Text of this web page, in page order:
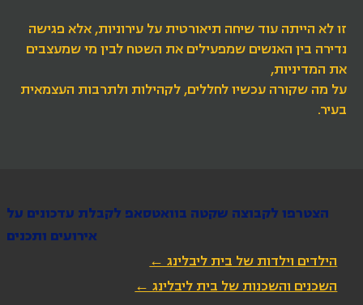
זו לא הייתה עוד שיחה תיאורטית על עירוניות, אלא פגישה
נדירה בין האנשים שמפעילים את השטח לבין מי שמעצבים
את המדיניות,
על מה שקורה עכשיו לחללים, לקהילות ולתרבות העצמאית
בעיר.
הצטרפו לקבוצה שקטה בוואטסאפ לקבלת עדכונים על
אירועים ותכנים
הילדים וילדות של בית ליבלינג ←
השכנים והשכנות של בית ליבלינג ←